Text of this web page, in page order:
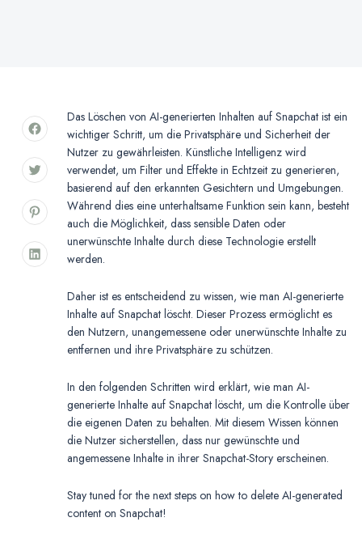
Das Löschen von AI-generierten Inhalten auf Snapchat ist ein
wichtiger Schritt, um die Privatsphäre und Sicherheit der
Nutzer zu gewährleisten. Künstliche Intelligenz wird
verwendet, um Filter und Effekte in Echtzeit zu generieren,
basierend auf den erkannten Gesichtern und Umgebungen.
Während dies eine unterhaltsame Funktion sein kann, besteht
auch die Möglichkeit, dass sensible Daten oder
unerwünschte Inhalte durch diese Technologie erstellt
werden.
Daher ist es entscheidend zu wissen, wie man AI-generierte
Inhalte auf Snapchat löscht. Dieser Prozess ermöglicht es
den Nutzern, unangemessene oder unerwünschte Inhalte zu
entfernen und ihre Privatsphäre zu schützen.
In den folgenden Schritten wird erklärt, wie man AI-
generierte Inhalte auf Snapchat löscht, um die Kontrolle über
die eigenen Daten zu behalten. Mit diesem Wissen können
die Nutzer sicherstellen, dass nur gewünschte und
angemessene Inhalte in ihrer Snapchat-Story erscheinen.
Stay tuned for the next steps on how to delete AI-generated
content on Snapchat!